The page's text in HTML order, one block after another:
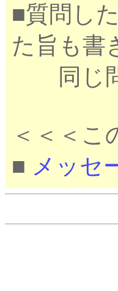
■質問し
た旨も書
同じ問
＜＜＜こ
■ メッセ